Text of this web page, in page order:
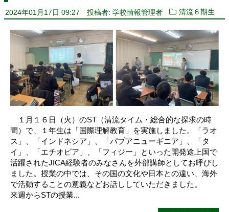
2024年01月17日 09:27 投稿者: 学校情報管理者 清流６期生
１月１６日（火）のST（清流タイム・総合的な探求の時
間）で、１年生は「国際理解教育」を実施しました。「ラオ
ス」、「インドネシア」、「パプアニューギニア」、「タ
イ」、「エチオピア」、「フィジー」といった開発途上国で
活躍されたJICA経験者のみなさんを外部講師としてお呼びし
ました。授業の中では、その国の文化や日本との違い、海外
で活動することの意義などお話ししていただきました。
来週からSTの授業...